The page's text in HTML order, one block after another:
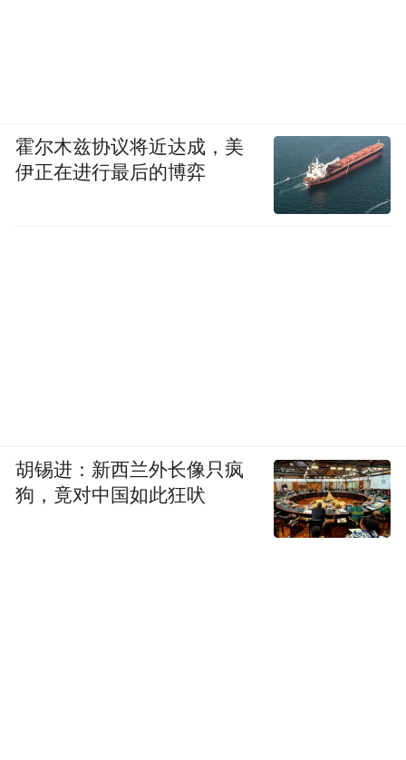
霍尔木兹协议将近达成，美
伊正在进行最后的博弈
胡锡进：新西兰外长像只疯
狗，竟对中国如此狂吠